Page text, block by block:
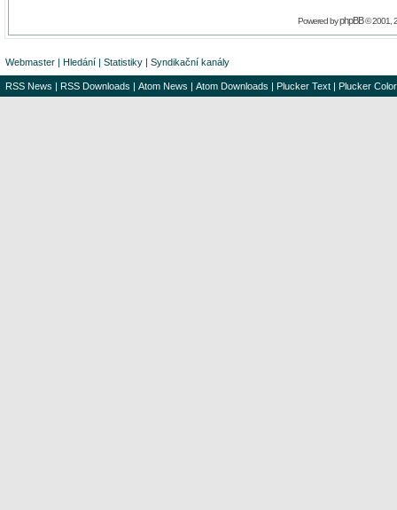
Powered byphpBB© 2001,
Webmaster | Hledání | Statistiky | Syndikační kanály
RSS News | RSS Downloads | Atom News | Atom Downloads | Plucker Text | Plucker Color